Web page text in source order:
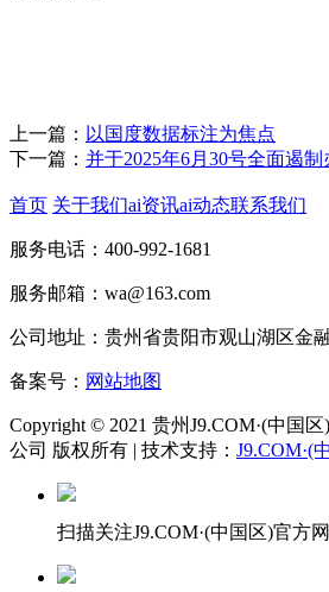
上一篇： 以国度数据标注为焦点
下一篇： 并于2025年6月30号全面遏
首页 关于我们ai资讯ai动态联系我们
服务电话：400-992-1681
服务邮箱：wa@163.com
公司地址：贵州省贵阳市观山湖区金
备案号： 网站地图
Copyright © 2021 贵州J9.COM·(中国
公司 版权所有 | 技术支持： J9.COM·(
扫描关注J9.COM·(中国区)官方